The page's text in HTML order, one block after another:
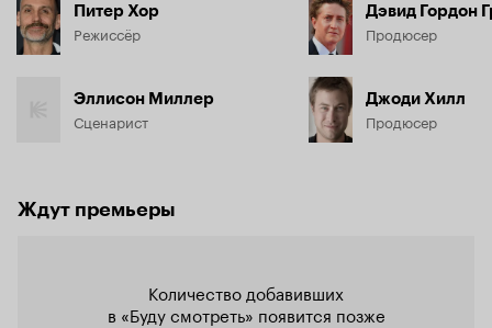
Питер Хор
Режиссёр
Эллисон Миллер
Сценарист
Дэвид Гордон
Продюсер
Джоди Хилл
Продюсер
Ждут премьеры
Количество добавивших
в «Буду смотреть» появится позже